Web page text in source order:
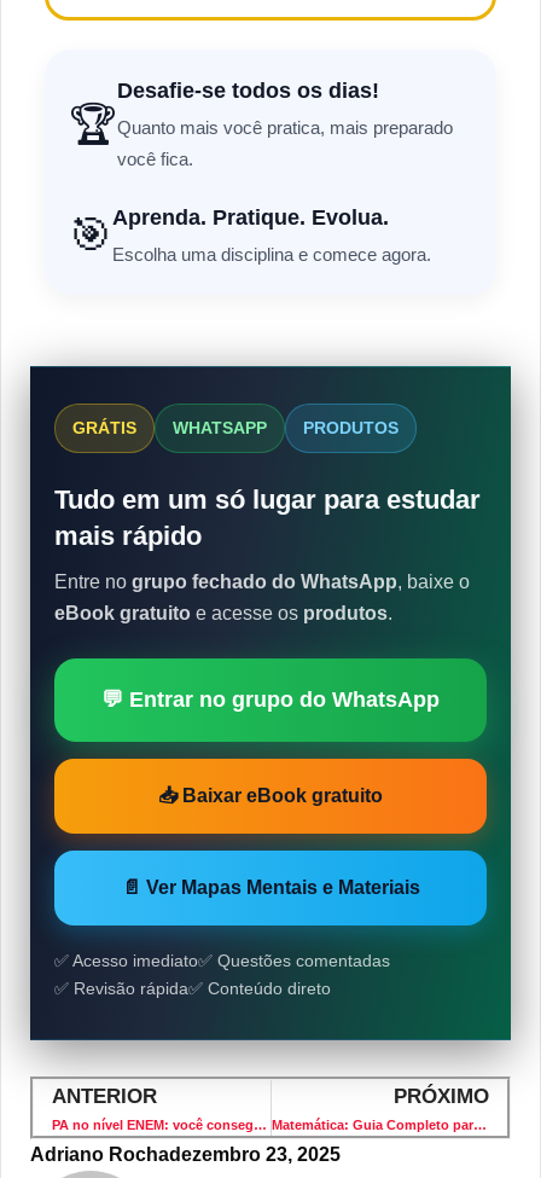
🏆
Desafie-se todos os dias!
Quanto mais você pratica, mais preparado
você fica.
🎯 Aprenda. Pratique. Evolua.
Escolha uma disciplina e comece agora.
GRÁTIS WHATSAPP PRODUTOS
Tudo em um só lugar para estudar
mais rápido
Entre no grupo fechado do WhatsApp, baixe o
eBook gratuito e acesse os produtos.
💬 Entrar no grupo do WhatsApp
📥 Baixar eBook gratuito
📄 Ver Mapas Mentais e Materiais
✅ Acesso imediato✅ Questões comentadas
✅ Revisão rápida✅ Conteúdo direto
ANTERIOR
PA no nível ENEM: você consegue achar a soma?
PRÓXIMO
Matemática: Guia Completo para Aprender, Entender e Aplicar
Adriano Rochadezembro 23, 2025